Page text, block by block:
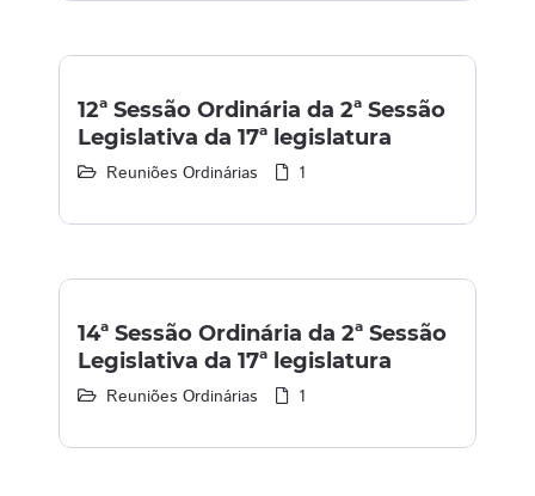
12ª Sessão Ordinária da 2ª Sessão
Legislativa da 17ª legislatura
Reuniões Ordinárias 1
14ª Sessão Ordinária da 2ª Sessão
Legislativa da 17ª legislatura
Reuniões Ordinárias 1